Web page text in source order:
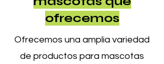
ofrecemos
Ofrecemos una amplia variedad
de productos para mascotas